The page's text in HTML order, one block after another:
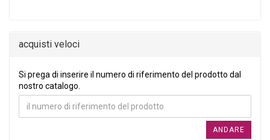
acquisti veloci
SI PREGA DI INSERIRE IL NUMERO DI RIFERIMENTO DEL
Si prega di inserire il numero di riferimento del prodotto dal
nostro catalogo.
ANDARE